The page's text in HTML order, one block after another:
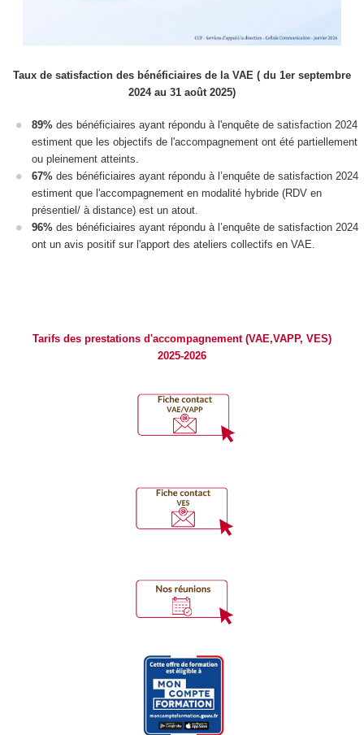
Taux de satisfaction des bénéficiaires de la VAE ( du 1er septembre
2024 au 31 août 2025)
89% des bénéficiaires ayant répondu à l'enquête de satisfaction 2024
estiment que les objectifs de l'accompagnement ont été partiellement
ou pleinement atteints.
67% des bénéficiaires ayant répondu à l’enquête de satisfaction 2024
estiment que l'accompagnement en modalité hybride (RDV en
présentiel/ à distance) est un atout.
96% des bénéficiaires ayant répondu à l’enquête de satisfaction 2024
ont un avis positif sur l'apport des ateliers collectifs en VAE.
Tarifs des prestations d'accompagnement (VAE,VAPP, VES)
2025-2026